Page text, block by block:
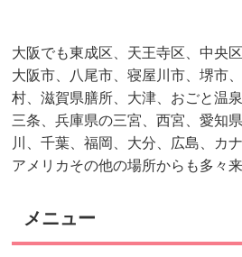
大阪でも東成区、天王寺区、中央
大阪市、八尾市、寝屋川市、堺市
村、滋賀県膳所、大津、おごと温
三条、兵庫県の三宮、西宮、愛知
川、千葉、福岡、大分、広島、カ
アメリカその他の場所からも多々
メニュー